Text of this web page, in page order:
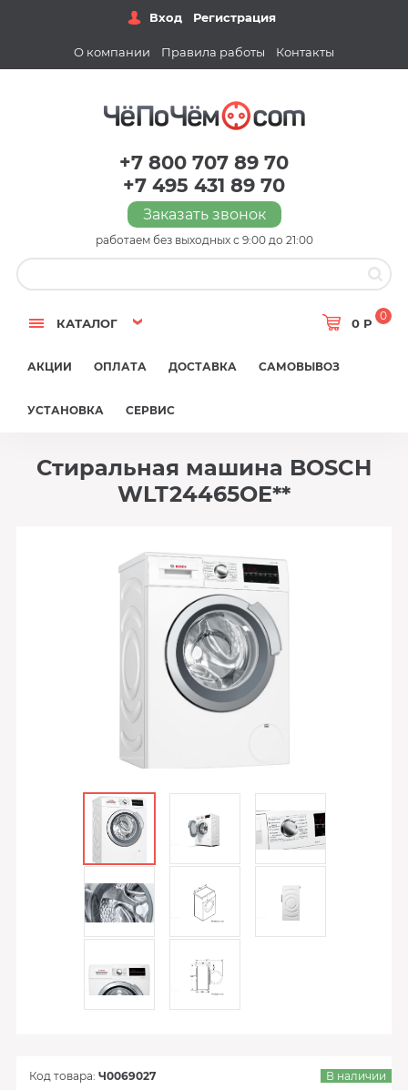
Вход Регистрация
О компании Правила работы Контакты
+7 800 707 89 70
+7 495 431 89 70
Заказать звонок
работаем без выходных с 9:00 до 21:00
КАТАЛОГ 0 Р
0
АКЦИИ ОПЛАТА ДОСТАВКА САМОВЫВОЗ
УСТАНОВКА СЕРВИС
Стиральная машина BOSCH
WLT24465OE**
Код товара: Ч0069027 В наличии